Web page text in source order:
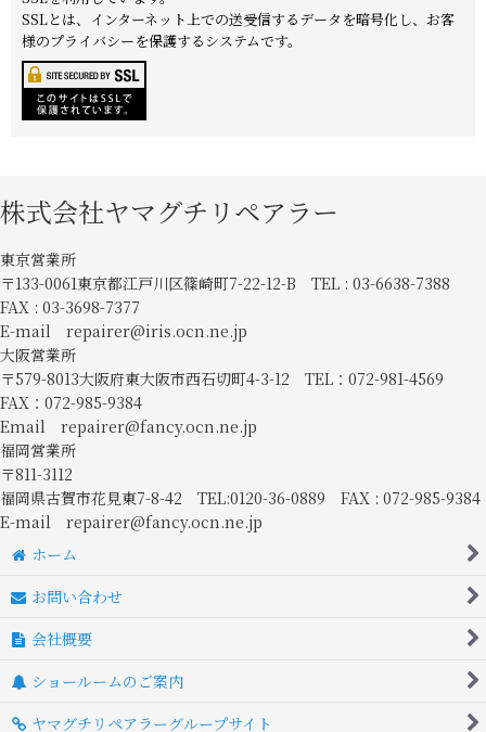
SSLとは、インターネット上での送受信するデータを暗号化し、お客
様のプライバシーを保護するシステムです。
株式会社ヤマグチリペアラー
東京営業所
〒133-0061東京都江戸川区篠崎町7-22-12-B TEL : 03-6638-7388
FAX : 03-3698-7377
E-mail repairer@iris.ocn.ne.jp
大阪営業所
〒579-8013大阪府東大阪市西石切町4-3-12 TEL：072-981-4569
FAX：072-985-9384
Email repairer@fancy.ocn.ne.jp
福岡営業所
〒811-3112
福岡県古賀市花見東7-8-42 TEL:0120-36-0889 FAX : 072-985-9384
E-mail repairer@fancy.ocn.ne.jp
ホーム
お問い合わせ
会社概要
ショールームのご案内
ヤマグチリペアラーグループサイト